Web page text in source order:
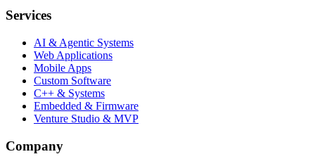
Services
AI & Agentic Systems
Web Applications
Mobile Apps
Custom Software
C++ & Systems
Embedded & Firmware
Venture Studio & MVP
Company